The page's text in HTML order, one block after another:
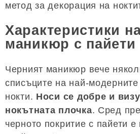
метод за декорация на
Характеристики
маникюр с пайети
Черният маникюр вече
списъците на най-
нокти. Носи се добре и
нокътната плочка. Сред
черното покритие с пайети